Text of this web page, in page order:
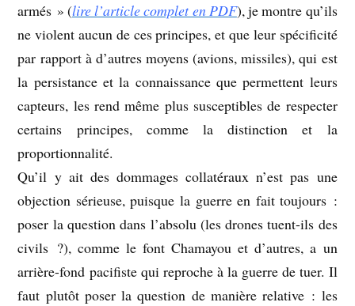
armés » (lire l’article complet en PDF), je montre qu’ils
ne violent aucun de ces principes, et que leur spécificité
par rapport à d’autres moyens (avions, missiles), qui est
la persistance et la connaissance que permettent leurs
capteurs, les rend même plus susceptibles de respecter
certains principes, comme la distinction et la
proportionnalité.
Qu’il y ait des dommages collatéraux n’est pas une
objection sérieuse, puisque la guerre en fait toujours :
poser la question dans l’absolu (les drones tuent-ils des
civils ?), comme le font Chamayou et d’autres, a un
arrière-fond pacifiste qui reproche à la guerre de tuer. Il
faut plutôt poser la question de manière relative : les